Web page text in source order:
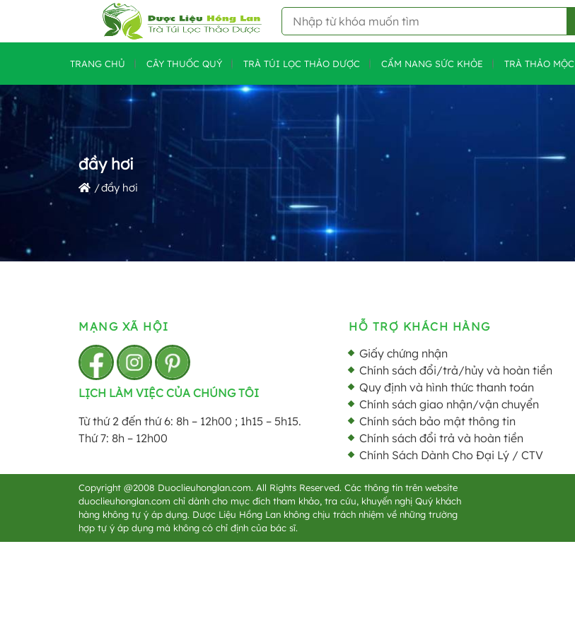
TRANG CHỦ CÂY THUỐC QUÝ TRÀ TÚI LỌC THẢO DƯỢC CẨM NANG SỨC KHỎE TRÀ THẢO MỘC
đầy hơi
đầy hơi
MẠNG XÃ HỘI
LỊCH LÀM VIỆC CỦA CHÚNG TÔI
Từ thứ 2 đến thứ 6: 8h – 12h00 ; 1h15 – 5h15.
Thứ 7: 8h – 12h00
HỖ TRỢ KHÁCH HÀNG
Giấy chứng nhận
Chính sách đổi/trả/hủy và hoàn tiền
Quy định và hình thức thanh toán
Chính sách giao nhận/vận chuyển
Chính sách bảo mật thông tin
Chính sách đổi trả và hoàn tiền
Chính Sách Dành Cho Đại Lý / CTV
Copyright @2008 Duoclieuhonglan.com. All Rights Reserved. Các thông tin trên website
duoclieuhonglan.com chỉ dành cho mục đích tham khảo, tra cứu, khuyến nghị Quý khách
hàng không tự ý áp dụng. Dược Liệu Hồng Lan không chịu trách nhiệm về những trường
hợp tự ý áp dụng mà không có chỉ định của bác sĩ.